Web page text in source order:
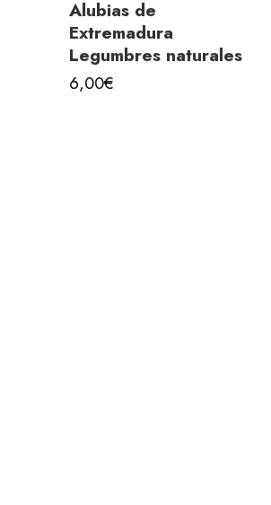
Alubias de
Extremadura
Legumbres naturales
6,00€